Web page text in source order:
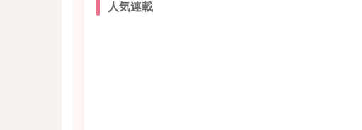
人気連載